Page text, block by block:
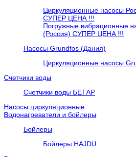
Циркуляционные насосы
СУПЕР ЦЕНА !!!
Погружные вибрационные
(Россия) СУПЕР ЦЕНА !!!
Насосы Grundfos (Дания)
Циркуляционные насосы
Счетчики воды
Счетчики воды БЕТАР
Насосы циркуляционные
Водонагреватели и бойлеры
Бойлеры
Бойлеры HAJDU